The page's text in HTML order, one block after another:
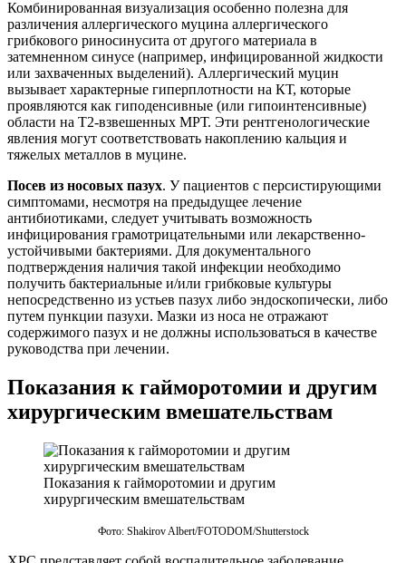
Комбинированная визуализация особенно полезна для
различения аллергического муцина аллергического
грибкового риносинусита от другого материала в
затемненном синусе (например, инфицированной жидкости
или захваченных выделений). Аллергический муцин
вызывает характерные гиперплотности на КТ, которые
проявляются как гиподенсивные (или гипоинтенсивные)
области на Т2-взвешенных МРТ. Эти рентгенологические
явления могут соответствовать накоплению кальция и
тяжелых металлов в муцине.
Посев из носовых пазух. У пациентов с персистирующими
симптомами, несмотря на предыдущее лечение
антибиотиками, следует учитывать возможность
инфицирования грамотрицательными или лекарственно-
устойчивыми бактериями. Для документального
подтверждения наличия такой инфекции необходимо
получить бактериальные и/или грибковые культуры
непосредственно из устьев пазух либо эндоскопически, либо
путем пункции пазухи. Мазки из носа не отражают
содержимого пазух и не должны использоваться в качестве
руководства при лечении.
Показания к гайморотомии и другим
хирургическим вмешательствам
Показания к гайморотомии и другим
хирургическим вмешательствам
Фото: Shakirov Albert/FOTODOM/Shutterstoсk